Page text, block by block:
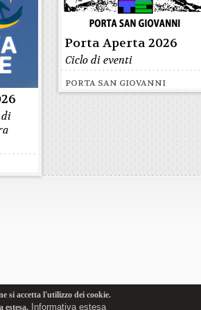
Porta Aperta 2026
Ciclo di eventi
PORTA SAN GIOVANNI
di
si accetta l'utilizzo dei cookie.
estesa. Informativa estesa